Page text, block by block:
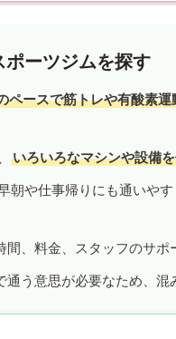
ポーツジムを探す
ペースで筋トレや有酸素
、 いろいろなマシンや設備
朝や仕事帰りにも通いや
、料金、スタッフのサポ
通う意思が必要なため、